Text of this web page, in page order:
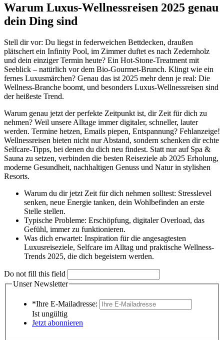
Warum Luxus-Wellnessreisen 2025 genau
dein Ding sind
Stell dir vor: Du liegst in federweichen Bettdecken, draußen
plätschert ein Infinity Pool, im Zimmer duftet es nach Zedernholz
und dein einziger Termin heute? Ein Hot-Stone-Treatment mit
Seeblick – natürlich vor dem Bio-Gourmet-Brunch. Klingt wie ein
fernes Luxusmärchen? Genau das ist 2025 mehr denn je real: Die
Wellness-Branche boomt, und besonders Luxus-Wellnessreisen sind
der heißeste Trend.
Warum genau jetzt der perfekte Zeitpunkt ist, dir Zeit für dich zu
nehmen? Weil unsere Alltage immer digitaler, schneller, lauter
werden. Termine hetzen, Emails piepen, Entspannung? Fehlanzeige!
Wellnessreisen bieten nicht nur Abstand, sondern schenken dir echte
Selfcare-Tipps, bei denen du dich neu findest. Statt nur auf Spa &
Sauna zu setzen, verbinden die besten Reiseziele ab 2025 Erholung,
moderne Gesundheit, nachhaltigen Genuss und Natur in stylishen
Resorts.
Warum du dir jetzt Zeit für dich nehmen solltest: Stresslevel
senken, neue Energie tanken, dein Wohlbefinden an erste
Stelle stellen.
Typische Probleme: Erschöpfung, digitaler Overload, das
Gefühl, immer zu funktionieren.
Was dich erwartet: Inspiration für die angesagtesten
Luxusreiseziele, Selfcare im Alltag und praktische Wellness-
Trends 2025, die dich begeistern werden.
Do not fill this field
Unser Newsletter
*Ihre E-Mailadresse:
Ist ungültig
Jetzt abonnieren